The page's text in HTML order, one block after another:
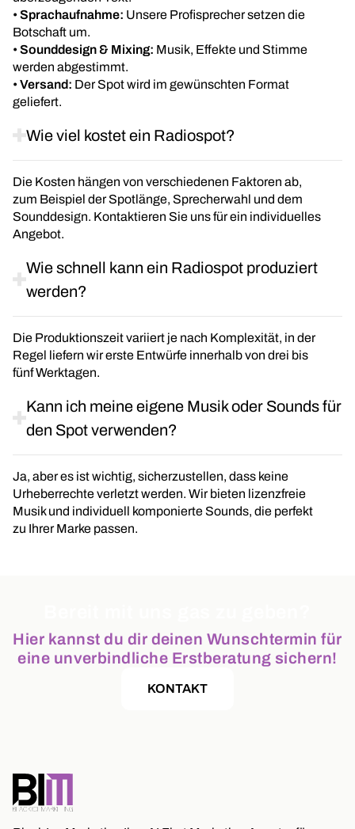
• Sprachaufnahme: Unsere Profisprecher setzen die
Botschaft um.
• Sounddesign & Mixing: Musik, Effekte und Stimme
werden abgestimmt.
• Versand: Der Spot wird im gewünschten Format
geliefert.
Wie viel kostet ein Radiospot?
Die Kosten hängen von verschiedenen Faktoren ab,
zum Beispiel der Spotlänge, Sprecherwahl und dem
Sounddesign. Kontaktieren Sie uns für ein individuelles
Angebot.
Wie schnell kann ein Radiospot produziert
werden?
Die Produktionszeit variiert je nach Komplexität, in der
Regel liefern wir erste Entwürfe innerhalb von drei bis
fünf Werktagen.
Kann ich meine eigene Musik oder Sounds für
den Spot verwenden?
Ja, aber es ist wichtig, sicherzustellen, dass keine
Urheberrechte verletzt werden. Wir bieten lizenzfreie
Musik und individuell komponierte Sounds, die perfekt
zu Ihrer Marke passen.
Hier kannst du dir deinen Wunschtermin für
eine unverbindliche Erstberatung sichern!
KONTAKT